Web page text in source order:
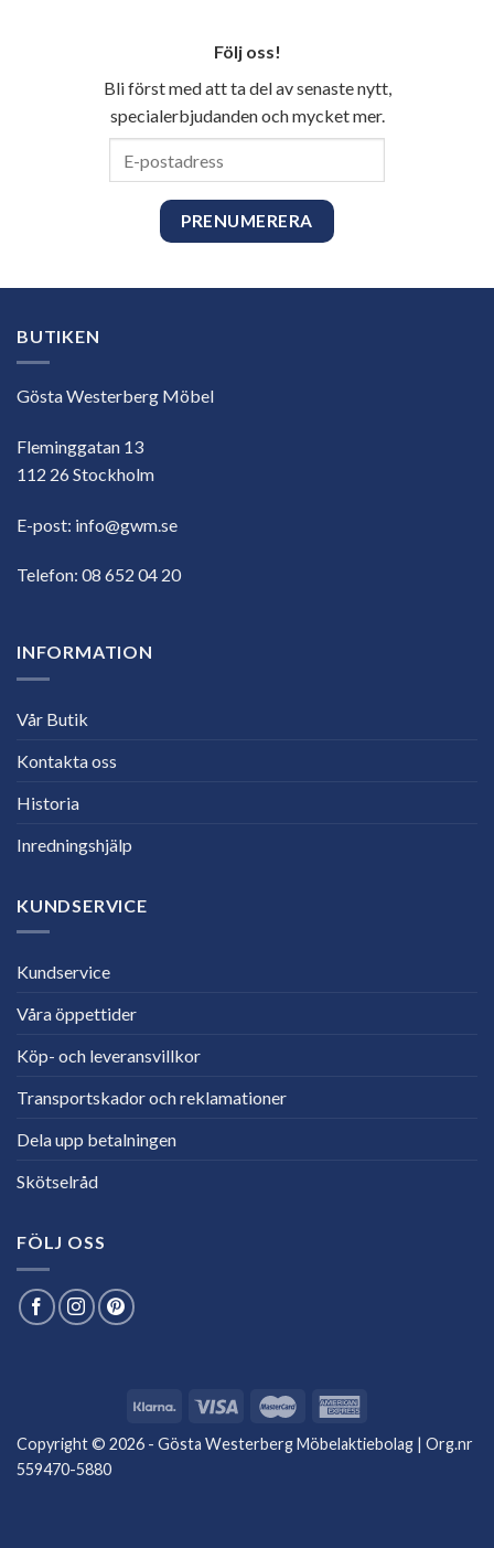
Följ oss!
Bli först med att ta del av senaste nytt,
specialerbjudanden och mycket mer.
BUTIKEN
Gösta Westerberg Möbel
Fleminggatan 13
112 26 Stockholm
E-post: info@gwm.se
Telefon: 08 652 04 20
INFORMATION
Vår Butik
Kontakta oss
Historia
Inredningshjälp
KUNDSERVICE
Kundservice
Våra öppettider
Köp- och leveransvillkor
Transportskador och reklamationer
Dela upp betalningen
Skötselråd
FÖLJ OSS
Copyright © 2026 - Gösta Westerberg Möbelaktiebolag | Org.nr
559470-5880